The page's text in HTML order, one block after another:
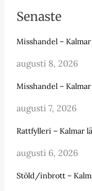
Senaste
Misshandel –
augusti 8, 2026
Misshandel –
augusti 7, 2026
Rattfylleri – Kalmar
augusti 6, 2026
Stöld/inbrott –